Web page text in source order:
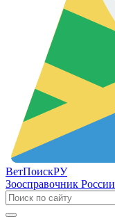
ВетПоискРУ
Зоосправочник России